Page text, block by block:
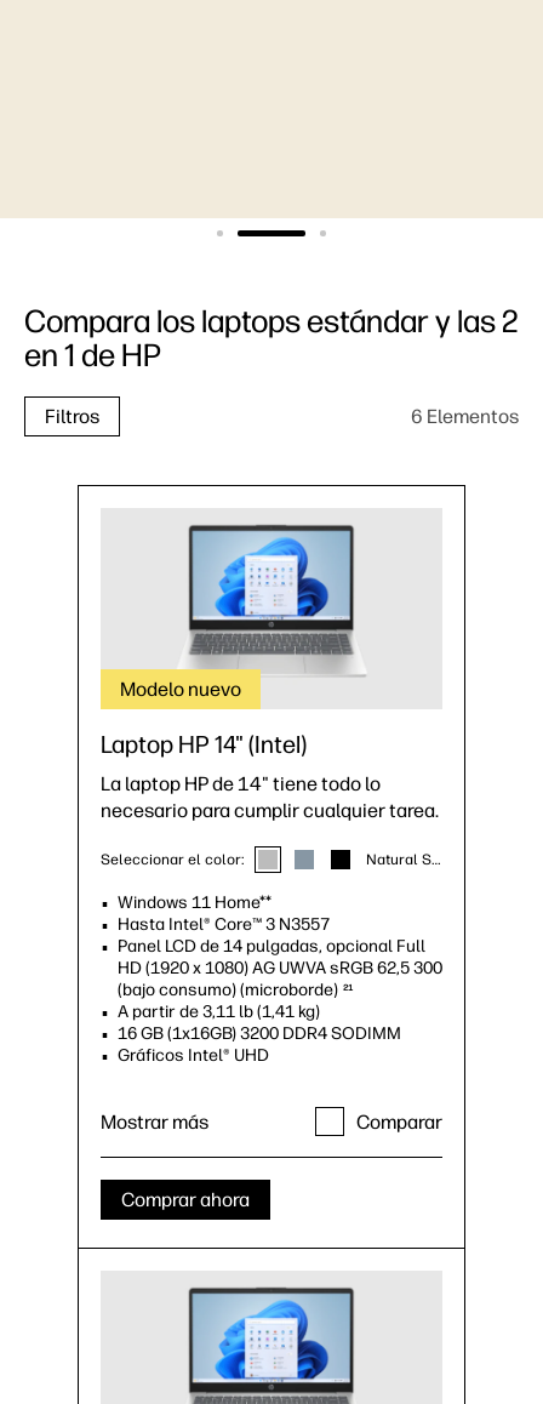
Compara los laptops estándar y las 2
en 1 de HP
Filtros 6 Elementos
Modelo nuevo
Laptop HP 14" (Intel)
La laptop HP de 14" tiene todo lo
necesario para cumplir cualquier tarea.
Seleccionar el color: Natural Silver
Windows 11 Home**
Hasta Intel® Core™ 3 N3557
Panel LCD de 14 pulgadas, opcional Full
HD (1920 x 1080) AG UWVA sRGB 62,5 300
(bajo consumo) (microborde) 21
A partir de 3,11 lb (1,41 kg)
16 GB (1x16GB) 3200 DDR4 SODIMM
Gráficos Intel® UHD
Comparar
Mostrar más
Comprar ahora